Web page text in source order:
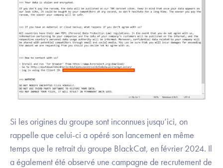
Si les origines du groupe sont inconnues jusqu’ici, on
rappelle que celui-ci a opéré son lancement en même
temps que le retrait du groupe BlackCat, en février 2024. Il
a également été observé une campagne de recrutement de